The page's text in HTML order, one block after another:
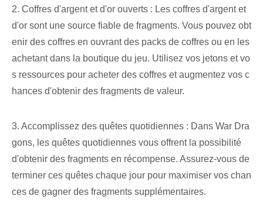
2. Coffres d'argent et d'or ouverts : Les coffres d'argent et
d'or sont une source fiable de fragments. Vous pouvez obt
enir des coffres en ouvrant des packs de coffres ou en les
achetant dans la boutique du jeu. Utilisez vos jetons et vo
s ressources pour acheter des coffres et augmentez vos c
hances d'obtenir des fragments de valeur.
3. Accomplissez des quêtes quotidiennes : Dans War Dra
gons, les quêtes quotidiennes vous offrent la possibilité
d'obtenir des fragments en récompense. Assurez-vous de
terminer ces quêtes chaque jour pour maximiser vos chan
ces de gagner des fragments supplémentaires.